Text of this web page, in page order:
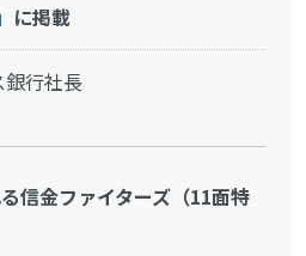
に掲載
行社長
信金ファイターズ（11面特